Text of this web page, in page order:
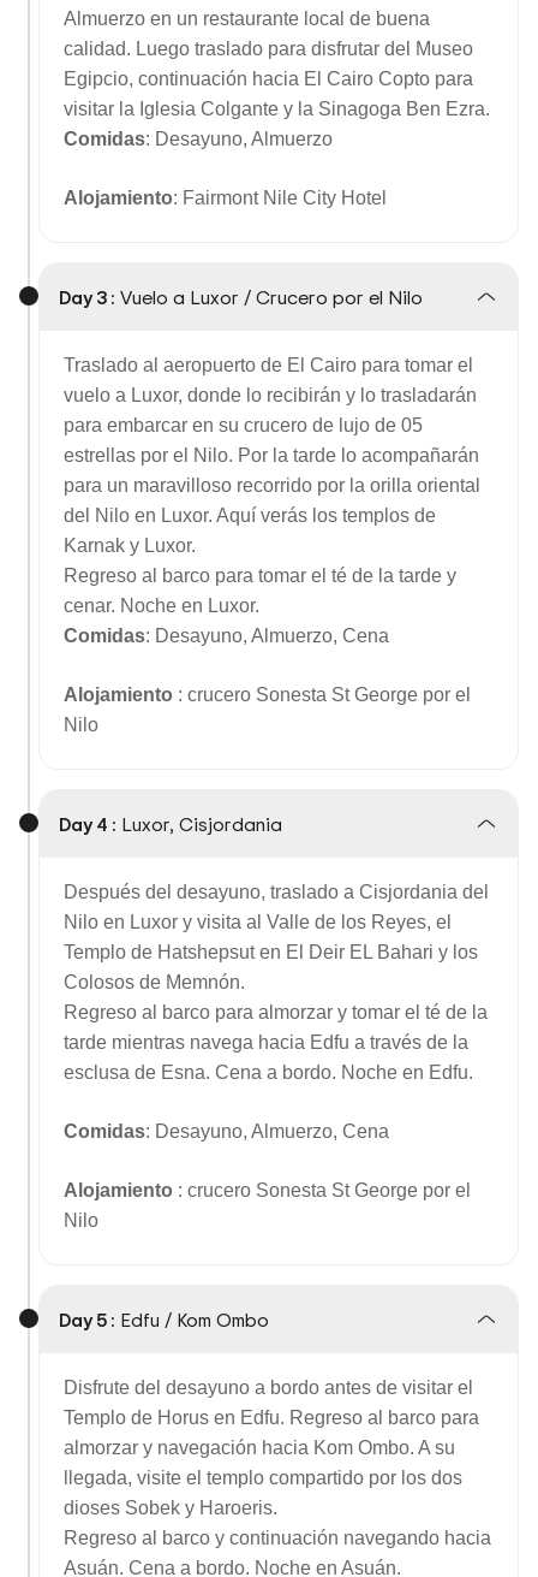
Almuerzo en un restaurante local de buena
calidad. Luego traslado para disfrutar del Museo
Egipcio, continuación hacia El Cairo Copto para
visitar la Iglesia Colgante y la Sinagoga Ben Ezra.
Comidas: Desayuno, Almuerzo
Alojamiento: Fairmont Nile City Hotel
Day 3 : Vuelo a Luxor / Crucero por el Nilo
Traslado al aeropuerto de El Cairo para tomar el
vuelo a Luxor, donde lo recibirán y lo trasladarán
para embarcar en su crucero de lujo de 05
estrellas por el Nilo. Por la tarde lo acompañarán
para un maravilloso recorrido por la orilla oriental
del Nilo en Luxor. Aquí verás los templos de
Karnak y Luxor.
Regreso al barco para tomar el té de la tarde y
cenar. Noche en Luxor.
Comidas: Desayuno, Almuerzo, Cena
Alojamiento : crucero Sonesta St George por el
Nilo
Day 4 : Luxor, Cisjordania
Después del desayuno, traslado a Cisjordania del
Nilo en Luxor y visita al Valle de los Reyes, el
Templo de Hatshepsut en El Deir EL Bahari y los
Colosos de Memnón.
Regreso al barco para almorzar y tomar el té de la
tarde mientras navega hacia Edfu a través de la
esclusa de Esna. Cena a bordo. Noche en Edfu.
Comidas: Desayuno, Almuerzo, Cena
Alojamiento : crucero Sonesta St George por el
Nilo
Day 5 : Edfu / Kom Ombo
Disfrute del desayuno a bordo antes de visitar el
Templo de Horus en Edfu. Regreso al barco para
almorzar y navegación hacia Kom Ombo. A su
llegada, visite el templo compartido por los dos
dioses Sobek y Haroeris.
Regreso al barco y continuación navegando hacia
Asuán. Cena a bordo. Noche en Asuán.